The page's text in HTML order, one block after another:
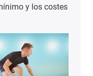
y los costes